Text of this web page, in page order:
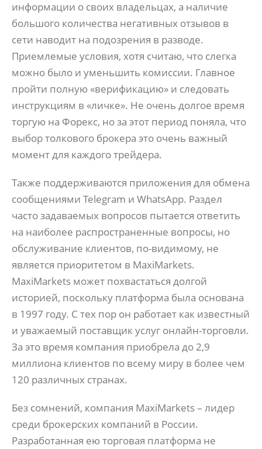
информации о своих владельцах, а наличие
большого количества негативных отзывов в
сети наводит на подозрения в разводе.
Приемлемые условия, хотя считаю, что слегка
можно было и уменьшить комиссии. Главное
пройти полную «верификацию» и следовать
инструкциям в «личке». Не очень долгое время
торгую на Форекс, но за этот период поняла, что
выбор толкового брокера это очень важный
момент для каждого трейдера.
Также поддерживаются приложения для обмена
сообщениями Telegram и WhatsApp. Раздел
часто задаваемых вопросов пытается ответить
на наиболее распространенные вопросы, но
обслуживание клиентов, по-видимому, не
является приоритетом в MaxiMarkets.
MaxiMarkets может похвастаться долгой
историей, поскольку платформа была основана
в 1997 году. С тех пор он работает как известный
и уважаемый поставщик услуг онлайн-торговли.
За это время компания приобрела до 2,9
миллиона клиентов по всему миру в более чем
120 различных странах.
Без сомнений, компания MaxiMarkets – лидер
среди брокерских компаний в России.
Разработанная ею торговая платформа не